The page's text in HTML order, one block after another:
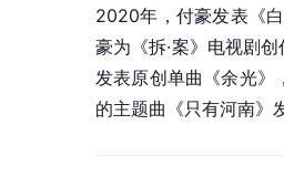
2020年，付豪发表《
豪为《拆·案》电视剧
发表原创单曲《余光》
的主题曲《只有河南》